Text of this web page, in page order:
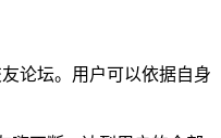
论坛。用户可以依据自身